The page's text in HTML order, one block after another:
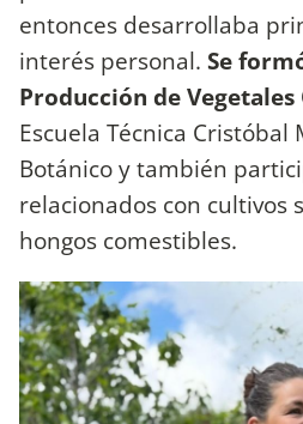
entonces desarrollaba
interés personal. Se
Producción de
Escuela Técnica Cristóbal
Botánico y también
relacionados con cultivos
hongos comestibles.